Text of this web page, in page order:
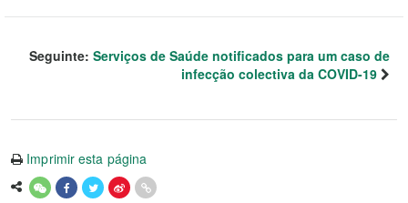
Seguinte: Serviços de Saúde notificados para um caso de
infecção colectiva da COVID-19
Imprimir esta página